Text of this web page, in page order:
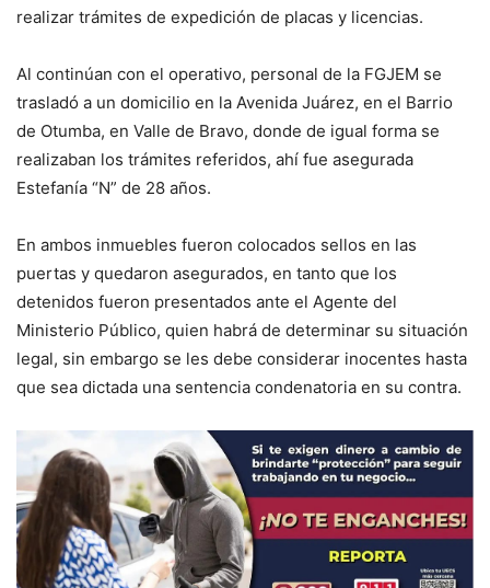
realizar trámites de expedición de placas y licencias.
Al continúan con el operativo, personal de la FGJEM se
trasladó a un domicilio en la Avenida Juárez, en el Barrio
de Otumba, en Valle de Bravo, donde de igual forma se
realizaban los trámites referidos, ahí fue asegurada
Estefanía “N” de 28 años.
En ambos inmuebles fueron colocados sellos en las
puertas y quedaron asegurados, en tanto que los
detenidos fueron presentados ante el Agente del
Ministerio Público, quien habrá de determinar su situación
legal, sin embargo se les debe considerar inocentes hasta
que sea dictada una sentencia condenatoria en su contra.